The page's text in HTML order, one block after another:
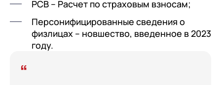
РСВ – Расчет по страховым взносам;
Персонифицированные сведения о
физлицах – новшество, введенное в 2023
году.